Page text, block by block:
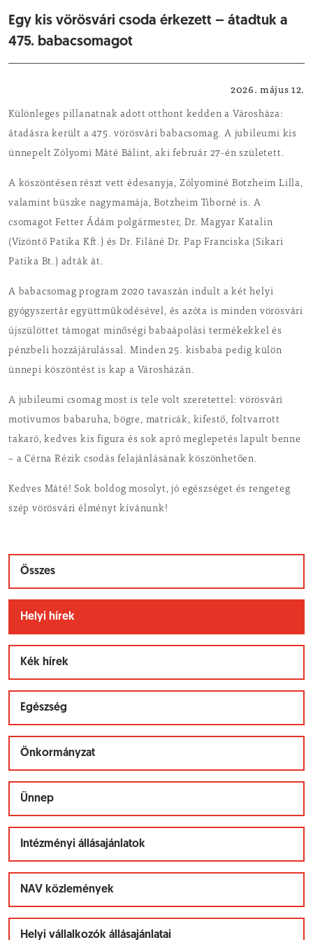
Egy kis vörösvári csoda érkezett – átadtuk a
475. babacsomagot
2026. május 12.
Különleges pillanatnak adott otthont kedden a Városháza:
átadásra került a 475. vörösvári babacsomag. A jubileumi kis
ünnepelt Zólyomi Máté Bálint, aki február 27-én született.
A köszöntésen részt vett édesanyja, Zólyominé Botzheim Lilla,
valamint büszke nagymamája, Botzheim Tiborné is. A
csomagot Fetter Ádám polgármester, Dr. Magyar Katalin
(Vízöntő Patika Kft.) és Dr. Filáné Dr. Pap Franciska (Sikari
Patika Bt.) adták át.
A babacsomag program 2020 tavaszán indult a két helyi
gyógyszertár együttműködésével, és azóta is minden vörösvári
újszülöttet támogat minőségi babaápolási termékekkel és
pénzbeli hozzájárulással. Minden 25. kisbaba pedig külön
ünnepi köszöntést is kap a Városházán.
A jubileumi csomag most is tele volt szeretettel: vörösvári
motívumos babaruha, bögre, matricák, kifestő, foltvarrott
takaró, kedves kis figura és sok apró meglepetés lapult benne
– a Cérna Rézik csodás felajánlásának köszönhetően.
Kedves Máté! Sok boldog mosolyt, jó egészséget és rengeteg
szép vörösvári élményt kívánunk!
Összes
Helyi hírek
Kék hírek
Egészség
Önkormányzat
Ünnep
Intézményi állásajánlatok
NAV közlemények
Helyi vállalkozók állásajánlatai